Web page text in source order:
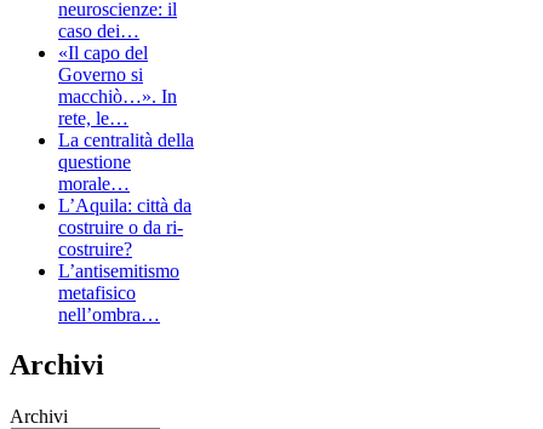
neuroscienze: il
caso dei…
«Il capo del
Governo si
macchiò…». In
rete, le…
La centralità della
questione
morale…
L’Aquila: città da
costruire o da ri-
costruire?
L’antisemitismo
metafisico
nell’ombra…
Archivi
Archivi